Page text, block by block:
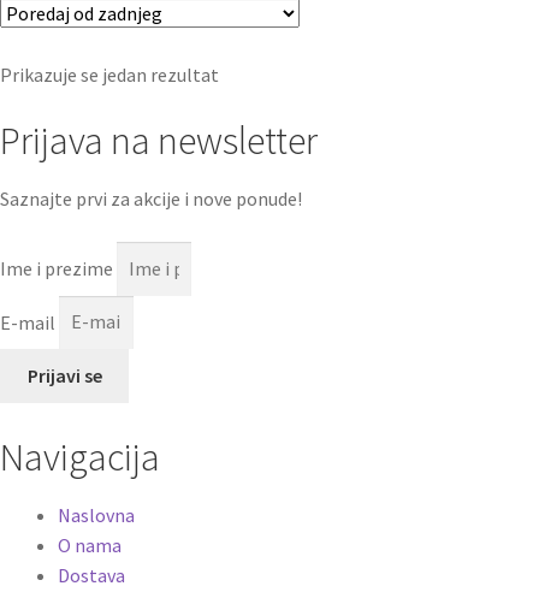
Prikazuje se jedan rezultat
Prijava na newsletter
Saznajte prvi za akcije i nove ponude!
Ime i prezime
E-mail
Prijavi se
Navigacija
Naslovna
O nama
Dostava